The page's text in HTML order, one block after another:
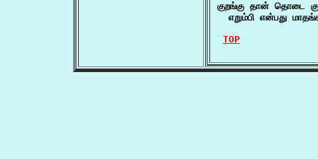
குறங்கு தான் தொடை
எறும்பி என்பது
TOP